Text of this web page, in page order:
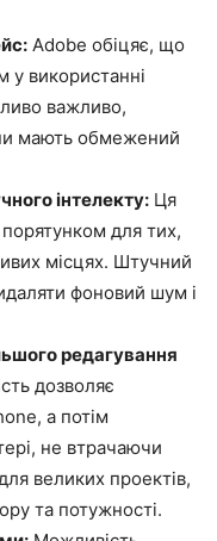
Adobe обіцяє, що
у використанні
важливо,
мають обмежений
інтелекту: Ця
для тих,
місцях. Штучний
фоновий шум і
редагування
дозволяє
а потім
не втрачаючи
великих проектів,
та потужності.